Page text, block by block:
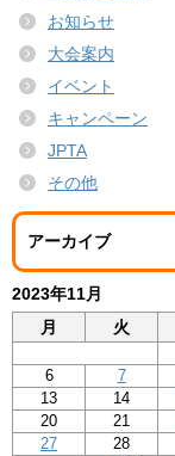
お知らせ
大会案内
イベント
キャンペーン
JPTA
その他
アーカイブ
2023年11月
月
火
6
7
13
14
20
21
27
28